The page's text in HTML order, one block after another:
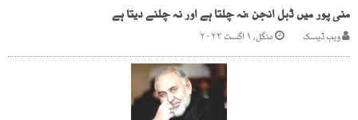
منی پور میں ڈبل انجن :نہ چلتا ہے اور نہ چلنے دیتا ہے
ویب ڈیسک منگل, ۱ اگست ۲۰۲۳